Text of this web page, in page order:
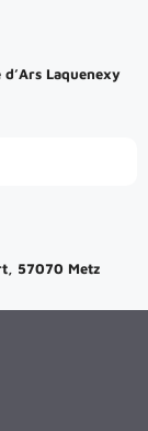
Laquenexy
57070 Metz